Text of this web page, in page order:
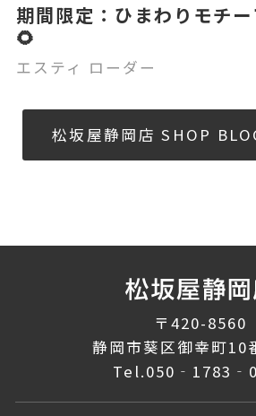
期間限定：ひまわりモチ
🌻
エスティ ローダー
松坂屋静岡店 SHOP
〒420-8560
静岡市葵区御幸町10
Tel.